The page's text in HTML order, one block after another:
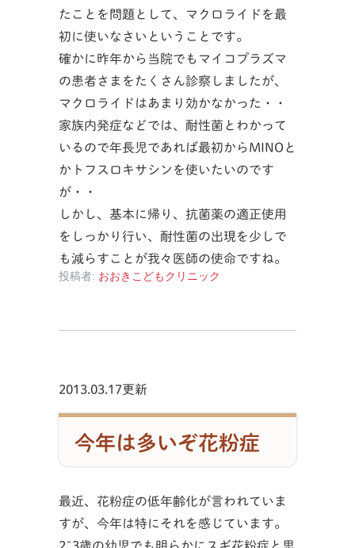
たことを問題として、マクロライドを最
初に使いなさいということです。
確かに昨年から当院でもマイコプラズマ
の患者さまをたくさん診察しましたが、
マクロライドはあまり効かなかった・・
家族内発症などでは、耐性菌とわかって
いるので年長児であれば最初からMINOと
かトフスロキサシンを使いたいのです
が・・
しかし、基本に帰り、抗菌薬の適正使用
をしっかり行い、耐性菌の出現を少しで
も減らすことが我々医師の使命ですね。
投稿者: おおきこどもクリニック
2013.03.17更新
今年は多いぞ花粉症
最近、花粉症の低年齢化が言われていま
すが、今年は特にそれを感じています。
2~3歳の幼児でも明らかにスギ花粉症と思